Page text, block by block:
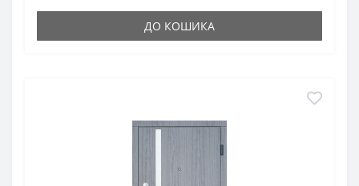
ДО КОШИКА